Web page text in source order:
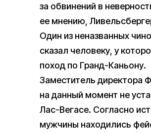
за обвинений в
ее мнению,
Один из неназванных
сказал человеку, у
поход по Гранд-Каньону.
Заместитель директора
на данный момент не
Лас-Вегасе. Согласно
мужчины находились